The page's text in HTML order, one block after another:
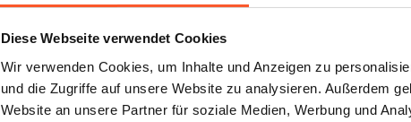
Diese Webseite verwendet Cookies
Wir verwenden Cookies, um Inhalte und Anzeigen zu
und die Zugriffe auf unsere Website zu analysieren. Außerdem
Website an unsere Partner für soziale Medien, Werbung und